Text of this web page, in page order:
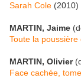
Sarah Cole (2010)
MARTIN, Jaime
Toute la poussière
MARTIN, Olivier
Face cachée,